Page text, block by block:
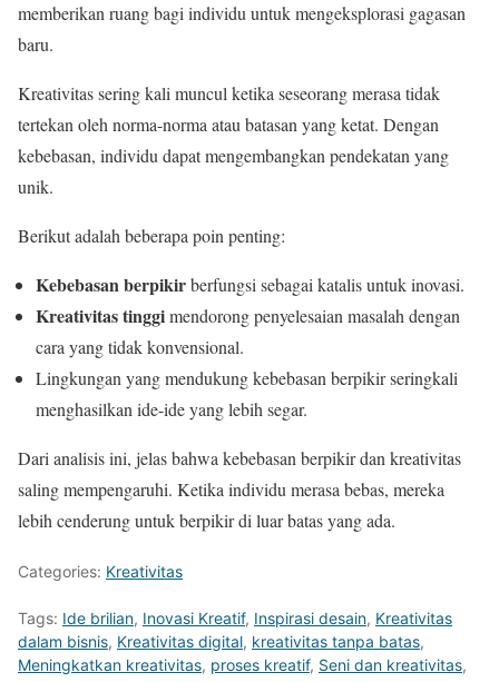
memberikan ruang bagi individu untuk mengeksplorasi gagasan
baru.
Kreativitas sering kali muncul ketika seseorang merasa tidak
tertekan oleh norma-norma atau batasan yang ketat. Dengan
kebebasan, individu dapat mengembangkan pendekatan yang
unik.
Berikut adalah beberapa poin penting:
Kebebasan berpikirberfungsi sebagai katalis untuk inovasi.
Kreativitas tinggimendorong penyelesaian masalah dengan
cara yang tidak konvensional.
Lingkungan yang mendukung kebebasan berpikir seringkali
menghasilkan ide-ide yang lebih segar.
Dari analisis ini, jelas bahwa kebebasan berpikir dan kreativitas
saling mempengaruhi. Ketika individu merasa bebas, mereka
lebih cenderung untuk berpikir di luar batas yang ada.
Categories: Kreativitas
Tags: Ide brilian, Inovasi Kreatif, Inspirasi desain, Kreativitas
dalam bisnis, Kreativitas digital, kreativitas tanpa batas,
Meningkatkan kreativitas, proses kreatif, Seni dan kreativitas,